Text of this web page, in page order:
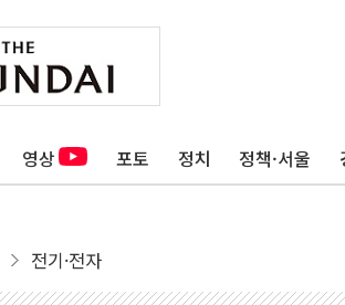
영상 포토 정치 정책·서울
전기·전자